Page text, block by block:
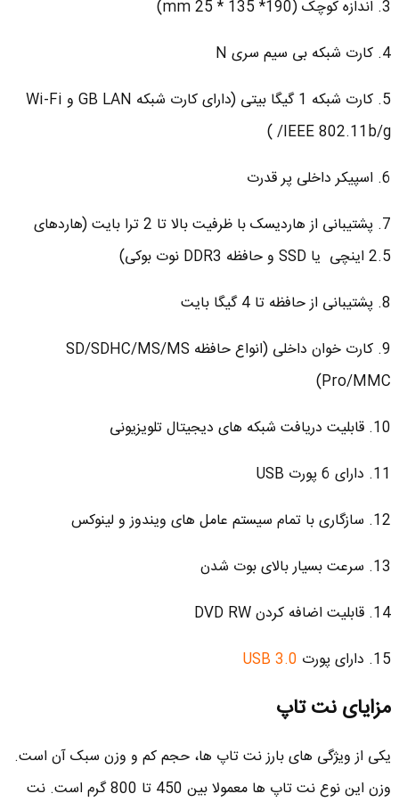
3. اندازه کوچک (190* 135 * 25 mm)
4. کارت شبکه بی سیم سری N
5. کارت شبکه 1 گیگا بیتی (دارای کارت شبکه GB LAN و Wi-Fi
IEEE 802.11b/g/ )
6. اسپیکر داخلی پر قدرت
7. پشتیبانی از هاردیسک با ظرفیت بالا تا 2 ترا بایت (هاردهای
2.5 اینچی یا SSD و حافظه DDR3 نوت بوکی)
8. پشتیبانی از حافظه تا 4 گیگا بایت
9. کارت خوان داخلی (انواع حافظه SD/SDHC/MS/MS
Pro/MMC)
10. قابلیت دریافت شبکه های دیجیتال تلویزیونی
11. دارای 6 پورت USB
12. سازگاری با تمام سیستم عامل های ویندوز و لینوکس
13. سرعت بسیار بالای بوت شدن
14. قابلیت اضافه کردن DVD RW
15. دارای پورت
USB 3.0
مزایای نت تاپ
یکی از ویژگی های بارز نت تاپ ها، حجم کم و وزن سبک آن است.
وزن این نوع نت تاپ ها معمولا بین 450 تا 800 گرم است. نت